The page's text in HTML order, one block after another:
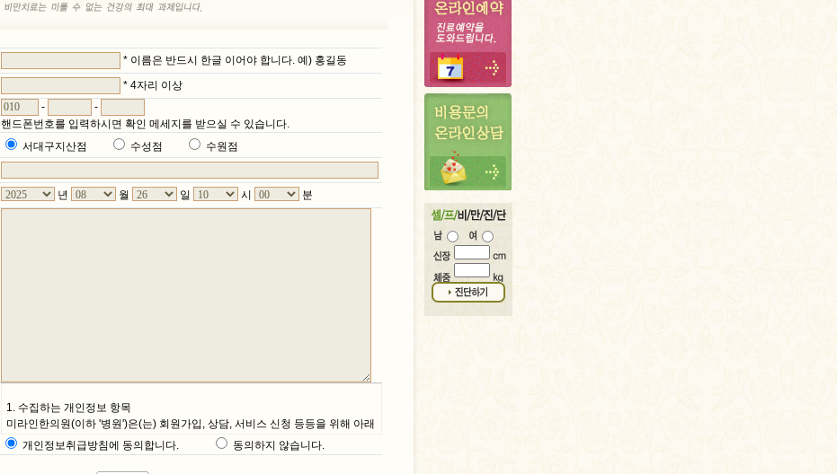
* 이름은 반드시 한글 이어야 합니다. 예) 홍길동
* 4자리 이상
-
-
핸드폰번호를 입력하시면 확인 메세지를 받으실 수 있습니다.
서대구지산점 수성점 수원점
년 월 일 시 분
1. 수집하는 개인정보 항목
미라인한의원(이하 '병원')은(는) 회원가입, 상담, 서비스 신청 등등을 위해 아래
와 같은 개인정보를 수집하고 있습니다.
* 수집항목 : ID, 성명, 비밀번호, 연락처, 이메일 주소, 성별, 서비스 이용기록,
개인정보취급방침에 동의합니다. 동의하지 않습니다.